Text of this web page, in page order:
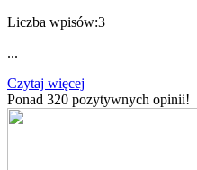
Liczba wpisów:3
...
Czytaj więcej
Ponad 320 pozytywnych opinii!